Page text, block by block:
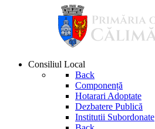
Consiliul Local
Back
Componență
Hotarari Adoptate
Dezbatere Publică
Institutii Subordonate